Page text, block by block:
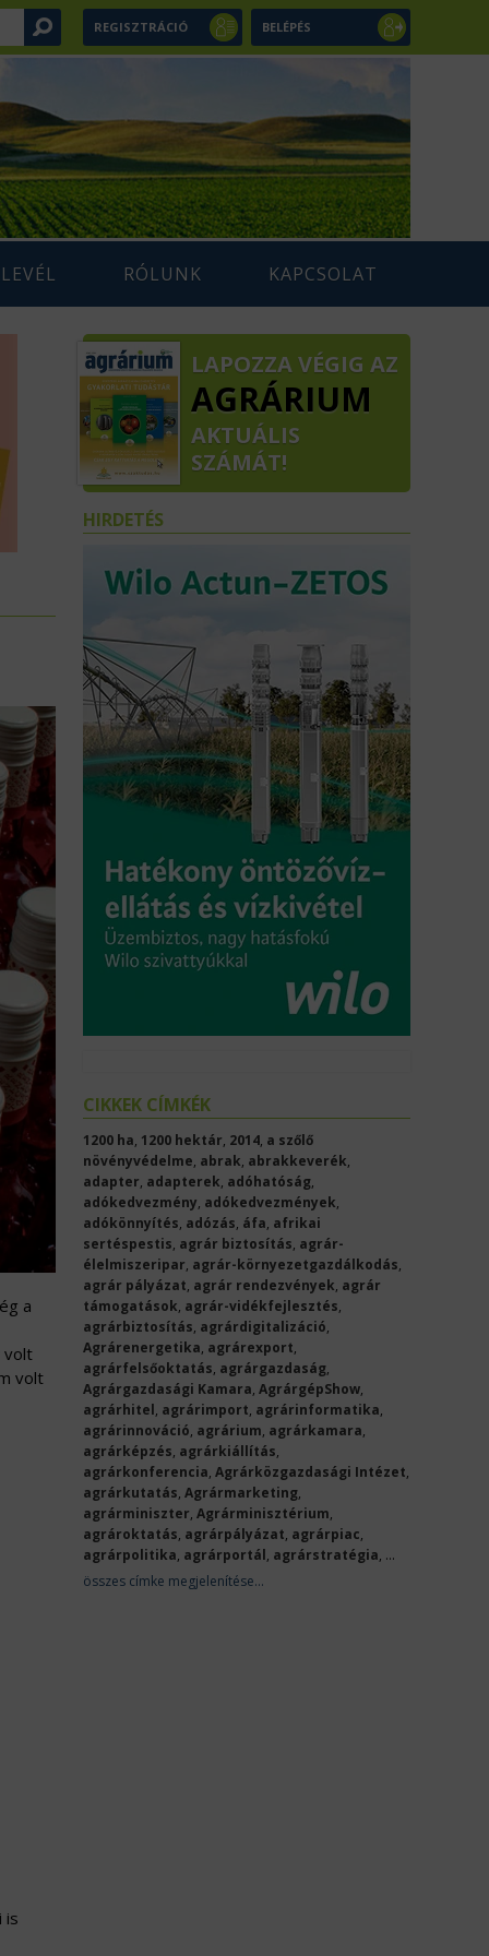
REGISZTRÁCIÓ BELÉPÉS
RÓLUNK KAPCSOLAT
a
volt
volt
is
LAPOZZA VÉGIG AZ
AGRÁRIUM
AKTUÁLIS
SZÁMÁT!
HIRDETÉS
CIKKEK CÍMKÉK
1200 ha, 1200 hektár, 2014, a szőlő
növényvédelme, abrak, abrakkeverék,
adapter, adapterek, adóhatóság,
adókedvezmény, adókedvezmények,
adókönnyítés, adózás, áfa, afrikai
sertéspestis, agrár biztosítás, agrár-
élelmiszeripar, agrár-környezetgazdálkodás,
agrár pályázat, agrár rendezvények, agrár
támogatások, agrár-vidékfejlesztés,
agrárbiztosítás, agrárdigitalizáció,
Agrárenergetika, agrárexport,
agrárfelsőoktatás, agrárgazdaság,
Agrárgazdasági Kamara, AgrárgépShow,
agrárhitel, agrárimport, agrárinformatika,
agrárinnováció, agrárium, agrárkamara,
agrárképzés, agrárkiállítás,
agrárkonferencia, Agrárközgazdasági Intézet,
agrárkutatás, Agrármarketing,
agrárminiszter, Agrárminisztérium,
agrároktatás, agrárpályázat, agrárpiac,
agrárpolitika, agrárportál, agrárstratégia, ...
összes címke megjelenítése...